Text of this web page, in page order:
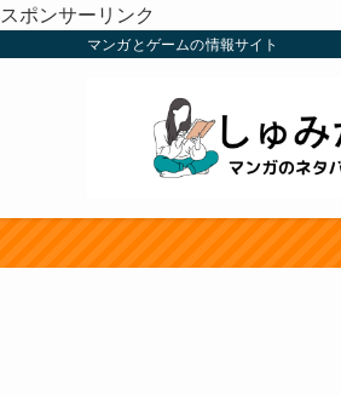
スポンサーリンク
マンガとゲームの情報サイト